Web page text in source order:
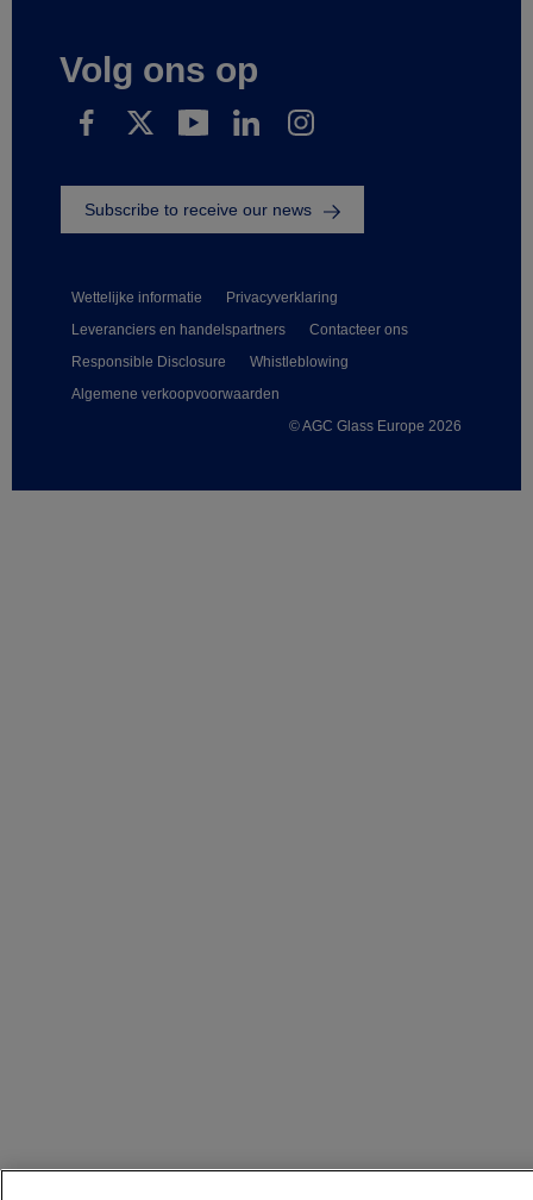
Volg ons op
© AGC Glass Europe 2026
Wettelijke informatie
Privacyverklaring
Leveranciers en handelspartners
Contacteer ons
Responsible Disclosure
Whistleblowing
Algemene verkoopvoorwaarden
Subscribe to receive our news